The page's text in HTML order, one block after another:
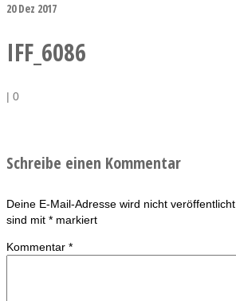
20Dez 2017
IFF_6086
| 0
Schreibe einen Kommentar
Deine E-Mail-Adresse wird nicht veröffentlicht.
sind mit * markiert
Kommentar *